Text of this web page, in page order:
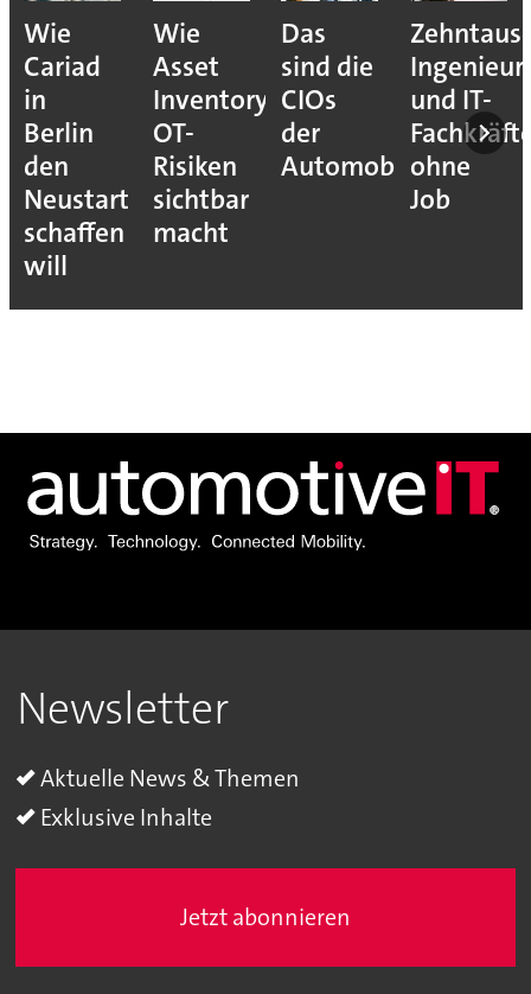
Wie
Cariad
in
Berlin
den
Neustart
schaffen
will
Wie
Asset
Inventory
OT-
Risiken
sichtbar
macht
Das
sind die
CIOs
der
Automobilindustrie
und IT-
ohne
Job
Newsletter
Aktuelle News & Themen
Exklusive Inhalte
Jetzt abonnieren